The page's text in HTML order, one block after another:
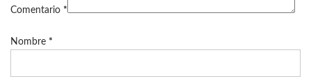
Comentario *
Nombre *